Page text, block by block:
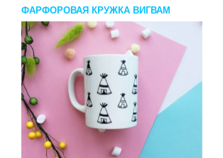
ФАРФОРОВАЯ КРУЖКА ВИГВАМ